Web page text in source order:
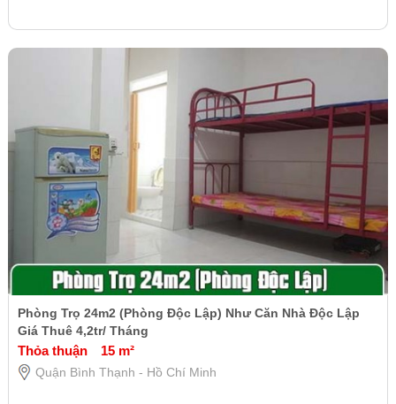
Phòng Trọ 24m2 (Phòng Độc Lập) Như Căn Nhà Độc Lập
Giá Thuê 4,2tr/ Tháng
Thỏa thuận 15 m²
Quận Bình Thạnh - Hồ Chí Minh